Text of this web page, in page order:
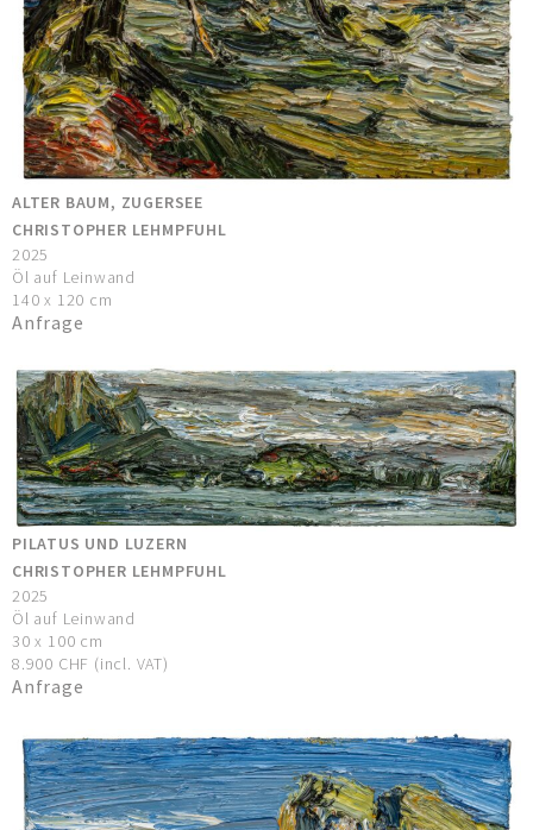
ALTER BAUM, ZUGERSEE
CHRISTOPHER LEHMPFUHL
2025
Öl auf Leinwand
140 x 120 cm
Anfrage
PILATUS UND LUZERN
CHRISTOPHER LEHMPFUHL
2025
Öl auf Leinwand
30 x 100 cm
8.900 CHF (incl. VAT)
Anfrage